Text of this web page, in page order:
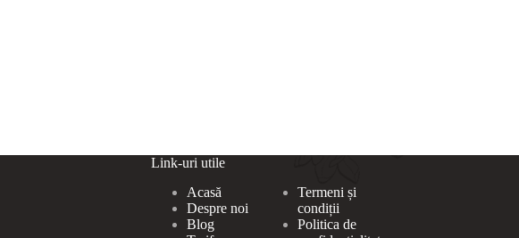
Link-uri utile
Acasă
Despre noi
Blog
Termeni și
condiții
Politica de